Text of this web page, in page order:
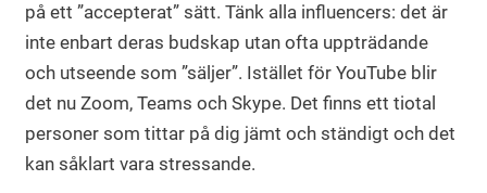
på ett ”accepterat” sätt. Tänk alla influencers: det är
inte enbart deras budskap utan ofta uppträdande
och utseende som ”säljer”. Istället för YouTube blir
det nu Zoom, Teams och Skype. Det finns ett tiotal
personer som tittar på dig jämt och ständigt och det
kan såklart vara stressande.